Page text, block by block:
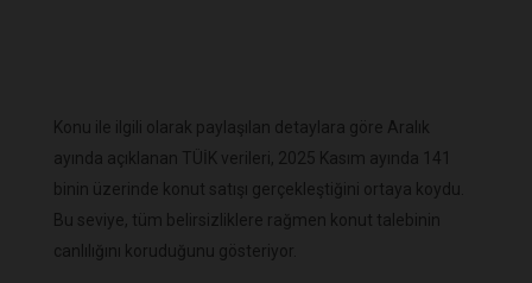
Konu ile ilgili olarak paylaşılan detaylara göre Aralık
ayında açıklanan TÜİK verileri, 2025 Kasım ayında 141
binin üzerinde konut satışı gerçekleştiğini ortaya koydu.
Bu seviye, tüm belirsizliklere rağmen konut talebinin
canlılığını koruduğunu gösteriyor.